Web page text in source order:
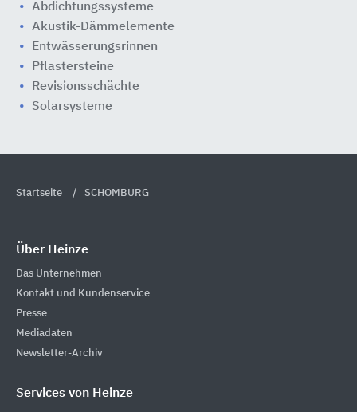
Abdichtungssysteme
Akustik-Dämmelemente
Entwässerungsrinnen
Pflastersteine
Revisionsschächte
Solarsysteme
Startseite SCHOMBURG
Über Heinze
Das Unternehmen
Kontakt und Kundenservice
Presse
Mediadaten
Newsletter-Archiv
Services von Heinze